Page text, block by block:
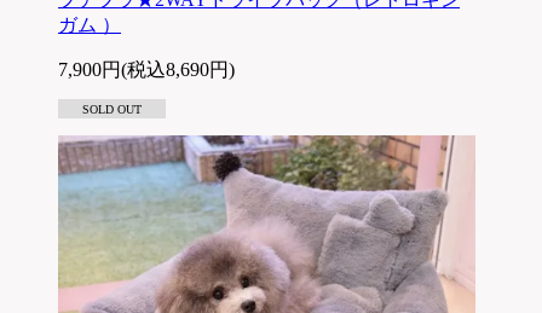
ガム ）
7,900円(税込8,690円)
SOLD OUT